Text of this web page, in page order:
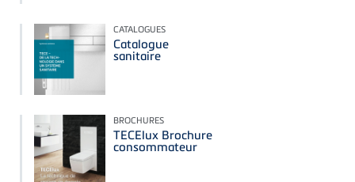
CATALOGUES
Catalogue
sanitaire
BROCHURES
TECElux Brochure
consommateur